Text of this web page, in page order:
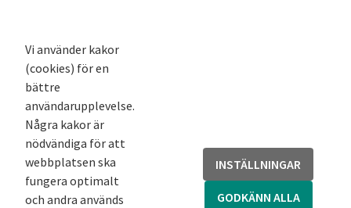
Nyhetsbrev
Andra webbplatser
Arkivsök
Fornsök
Fornreg
Bebyggelseregistret
Runor
Vi använder kakor
(cookies) för en
bättre
användarupplevelse.
Några kakor är
nödvändiga för att
webbplatsen ska
fungera optimalt
och andra används
INSTÄLLNINGAR
GODKÄNN ALLA